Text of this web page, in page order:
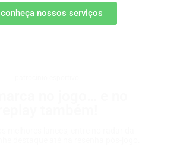
conheça nossos serviços